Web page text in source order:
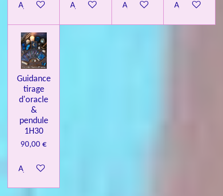
Ajouter au panierAjouter au panierAjouter au panierAjouter au
Guidance
tirage
d'oracle
&
pendule
1H30
90,00 €
Ajouter au panier